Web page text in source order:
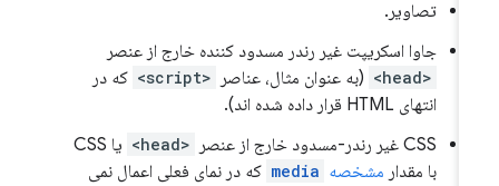
تصاویر.
جاوا اسکریپت غیر رندر مسدود کننده خارج از عنصر
(به عنوان مثال، عناصر <script>
که در
انتهای HTML قرار داده شده اند).
CSS غیر رندر-مسدود خارج از عنصر
<head>
یا CSS
با مقدارمشخصه media که در نمای فعلی اعمال نمی